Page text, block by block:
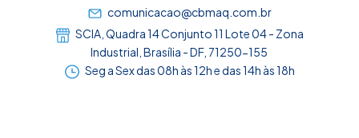
comunicacao@cbmaq.com.br
SCIA, Quadra 14 Conjunto 11 Lote 04 - Zona
Industrial, Brasília - DF, 71250-155
Seg a Sex das 08h às 12h e das 14h às 18h